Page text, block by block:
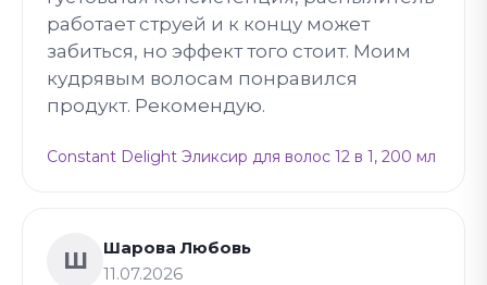
работает струей и к концу может
забиться, но эффект того стоит. Моим
кудрявым волосам понравился
продукт. Рекомендую.
Constant Delight Эликсир для волос 12 в 1, 200 мл
Ш
Шарова Любовь
11.07.2026